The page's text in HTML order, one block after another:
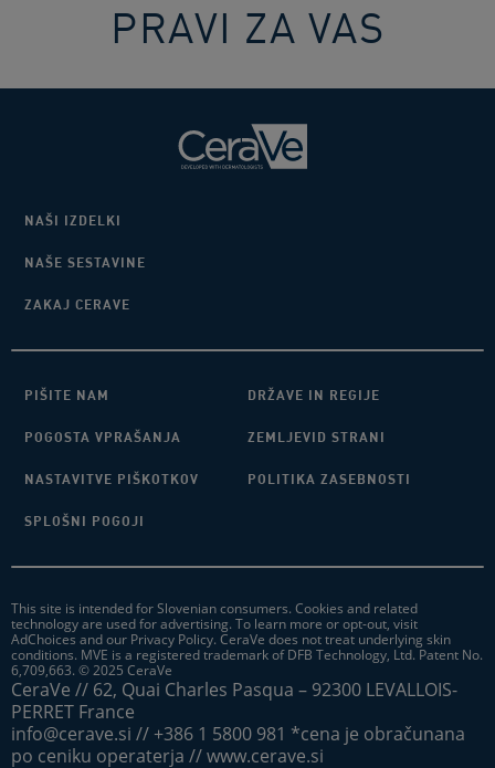
PRAVI ZA VAS
NAŠI IZDELKI
NAŠE SESTAVINE
ZAKAJ CERAVE
PIŠITE NAM DRŽAVE IN REGIJE
POGOSTA VPRAŠANJA ZEMLJEVID STRANI
NASTAVITVE PIŠKOTKOV POLITIKA ZASEBNOSTI
SPLOŠNI POGOJI
This site is intended for Slovenian consumers. Cookies and related
technology are used for advertising. To learn more or opt-out, visit
AdChoices and our Privacy Policy. CeraVe does not treat underlying skin
conditions. MVE is a registered trademark of DFB Technology, Ltd. Patent No.
6,709,663. © 2025 CeraVe
CeraVe // 62, Quai Charles Pasqua – 92300 LEVALLOIS-
PERRET France
info@cerave.si // +386 1 5800 981 *cena je obračunana
po ceniku operaterja // www.cerave.si